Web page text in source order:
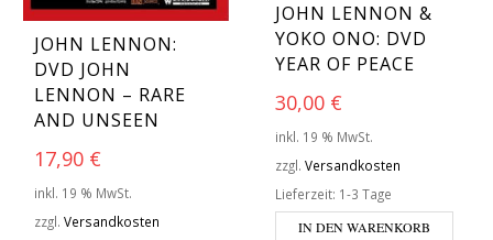
JOHN LENNON:
DVD JOHN
LENNON – RARE
AND UNSEEN
17,90 €
inkl. 19 % MwSt.
zzgl. Versandkosten
JOHN LENNON &
YOKO ONO: DVD
YEAR OF PEACE
30,00 €
inkl. 19 % MwSt.
zzgl. Versandkosten
Lieferzeit: 1-3 Tage
IN DEN WARENKORB